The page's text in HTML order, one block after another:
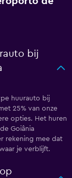
bij
huurauto bij
25% van onze
opties. Het huren
Goiânia
rekening mee dat
je verblijft.